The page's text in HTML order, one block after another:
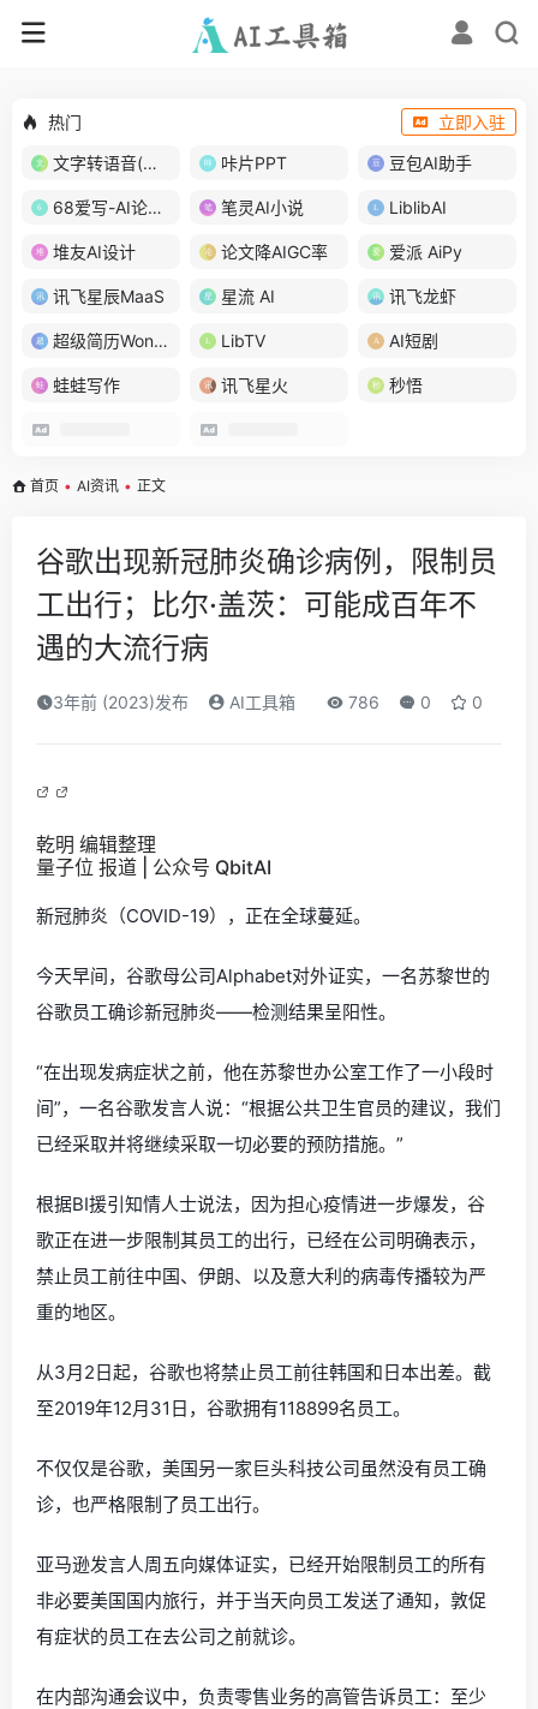
热门
立即入驻
文字转语音(琅琅配音)
咔片PPT 豆包AI助手
68爱写-AI论文写作 笔灵AI小说 LiblibAI
堆友AI设计 论文降AIGC率 爱派 AiPy
讯飞星辰MaaS 星流 AI 讯飞龙虾
超级简历WonderCV LibTV AI短剧
蛙蛙写作 讯飞星火 秒悟
首页 • AI资讯 • 正文
谷歌出现新冠肺炎确诊病例，限制员
工出行；比尔·盖茨：可能成百年不
遇的大流行病
3年前 (2023)发布 AI工具箱 786 0 0
乾明 编辑整理
量子位 报道 | 公众号 QbitAI
新冠肺炎（COVID-19），正在全球蔓延。
今天早间，谷歌母公司Alphabet对外证实，一名苏黎世的
谷歌员工确诊新冠肺炎——检测结果呈阳性。
“在出现发病症状之前，他在苏黎世办公室工作了一小段时
间”，一名谷歌发言人说：“根据公共卫生官员的建议，我们
已经采取并将继续采取一切必要的预防措施。”
根据BI援引知情人士说法，因为担心疫情进一步爆发，谷
歌正在进一步限制其员工的出行，已经在公司明确表示，
禁止员工前往中国、伊朗、以及意大利的病毒传播较为严
重的地区。
从3月2日起，谷歌也将禁止员工前往韩国和日本出差。截
至2019年12月31日，谷歌拥有118899名员工。
不仅仅是谷歌，美国另一家巨头科技公司虽然没有员工确
诊，也严格限制了员工出行。
亚马逊发言人周五向媒体证实，已经开始限制员工的所有
非必要美国国内旅行，并于当天向员工发送了通知，敦促
有症状的员工在去公司之前就诊。
在内部沟通会议中，负责零售业务的高管告诉员工：至少